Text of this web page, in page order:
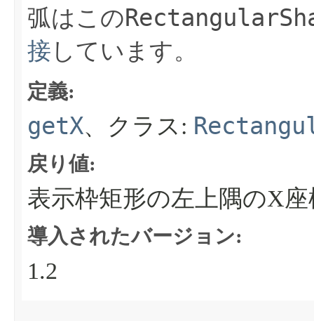
弧はこの
接 しています。
定義:
getX、クラス:
戻り値:
表示枠矩形の左上隅のX座
導入されたバージョン:
1.2